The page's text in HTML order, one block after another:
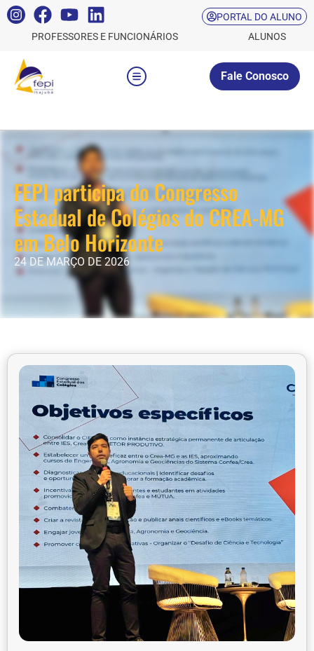
PORTAL DO ALUNO
PROFESSORES E FUNCIONÁRIOS
ALUNOS
Fale Conosco
FEPI participa do Congresso
Estadual de Colégios do CREA-MG
em Belo Horizonte
24 DE MARÇO DE 2026